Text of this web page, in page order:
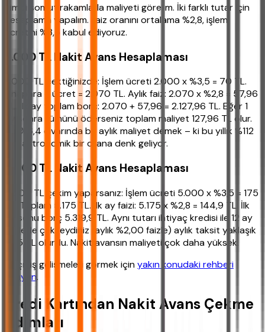
Şimdi somut rakamlarla maliyeti görelim. İki farklı tutar için
hesaplama yapalım. Faiz oranını ortalama %2,8, işlem
ücretini %3,5 kabul ediyoruz.
2.000 TL Nakit Avans Hesaplaması
2.000 TL çektiğinizde: İşlem ücreti 2.000 x %3,5 = 70 TL.
Anapara + ücret = 2.070 TL. Aylık faiz: 2.070 x %2,8 = 57,96
TL. İlk ay toplam borç: 2.070 + 57,96 = 2.127,96 TL. Eğer 1
ay sonra tümünü öderseniz toplam maliyet 127,96 TL olur.
Bu, %6,4 civarında bir aylık maliyet demek – ki bu yıllık %112
gibi astronomik bir orana denk geliyor.
5.000 TL Nakit Avans Hesaplaması
5.000 TL çekim yaparsanız: İşlem ücreti 5.000 x %3,5 = 175
TL. Toplam 5.175 TL. İlk ay faizi: 5.175 x %2,8 = 144,9 TL. İlk
ay sonu borç 5.319,9 TL. Aynı tutarı ihtiyaç kredisi ile 12 ay
vadede çekseydiniz (aylık %2,00 faizle) aylık taksit yaklaşık
495 TL olurdu. Nakit avansın maliyeti çok daha yüksek.
Geçmiş gelişmeleri görmek içinyakın konudaki rehberi
okuyun.
Kredi Kartından Nakit Avans Çekme
Adımları